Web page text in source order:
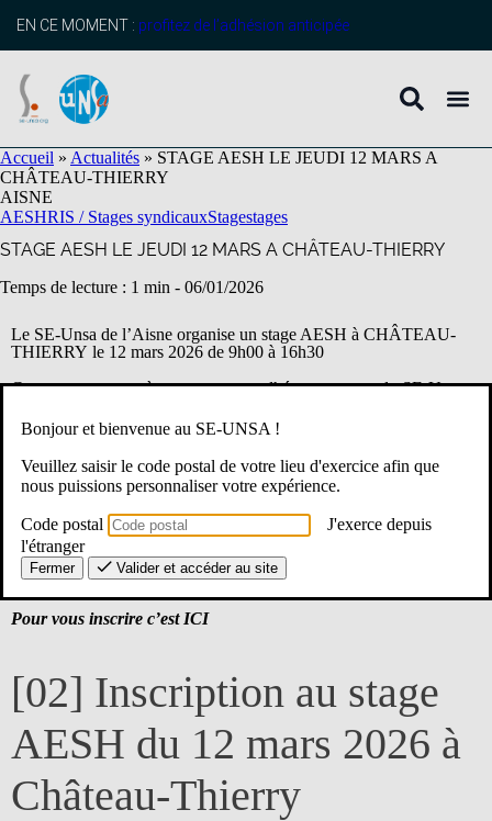
principal
EN CE MOMENT : profitez de l’adhésion anticipée
Accueil » Actualités » STAGE AESH LE JEUDI 12 MARS A
CHÂTEAU-THIERRY
AISNE
AESHRIS / Stages syndicauxStagestages
STAGE AESH LE JEUDI 12 MARS A CHÂTEAU-THIERRY
Temps de lecture : 1 min - 06/01/2026
Le SE-Unsa de l’Aisne organise un stage AESH à CHÂTEAU-
THIERRY le 12 mars 2026 de 9h00 à 16h30
Ce stage est ouvert à toutes et tous, adhérents ou non du SE-Unsa.
un congé pour suivre des actions de formation syndicale dans la
L’inscription doit se faire au moins un mois avant. Envoyez votre
demande d’autorisation d’absence AESHet
congé pour formation syndicale par voie électronique avec votre
mail professionnel au coordonnateur du PIAL et au SEI :
sei02.gestion@ac-amiens
Pour vous inscrire c’est ICI
Inscription
AESH
du
12
mars
[02] Inscription au stage
AESH du 12 mars 2026 à
Château-Thierry
Bonjour et bienvenue au SE-UNSA !
Veuillez saisir le code postal de votre lieu d'exercice afin que
nous puissions personnaliser votre expérience.
Code postal
J'exerce depuis
l'étranger
Fermer Valider et accéder au site